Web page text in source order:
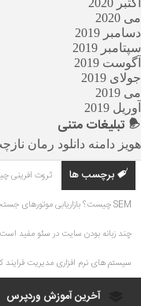
اکتبر 2020
می 2020
دسامبر 2019
سپتامبر 2019
آگوست 2019
جولای 2019
می 2019
آوریل 2019
تبلیغاتمتنی
هویز دامنه دانلود رمان
برچسب ها ثروت آفرینی
SEM چیست؟ بازاریابی موتورهای جستجو چیست؟
چند زبانه بودن سایت در سئو مفید
سیستم های نرم افزاری مدیریت
آخرین آموزش وردپرس